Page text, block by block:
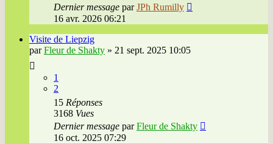
Dernier message parJPh Rumilly
16 avr. 2026 06:21
Visite de Liepzig
parFleur de Shakty » 21 sept. 2025 10:05
1
2
15 Réponses
3168 Vues
Dernier message parFleur de Shakty
16 oct. 2025 07:29